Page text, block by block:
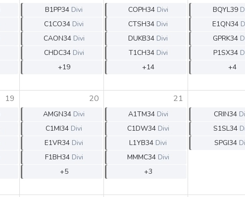
B1PP34 Divi
C1CO34 Divi
CAON34 Divi
CHDC34 Divi
+19
COPH34 Divi
CTSH34 Divi
DUKB34 Divi
T1CH34 Divi
+14
BQYL39
E1QN34
GPRK34
P1SX34
+4
19 20
AMGN34 Divi
C1MI34 Divi
E1VR34 Divi
F1BH34 Divi
+5
21
A1TM34 Divi
C1DW34 Divi
L1YB34 Divi
MMMC34 Divi
+3
CRIN34
S1SL34
SPGI34